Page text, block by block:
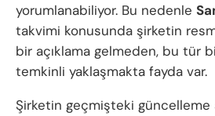
yorumlanabiliyor. Bu nedenle
takvimi konusunda şirketin
bir açıklama gelmeden, bu tür
temkinli yaklaşmakta fayda var.
Şirketin geçmişteki